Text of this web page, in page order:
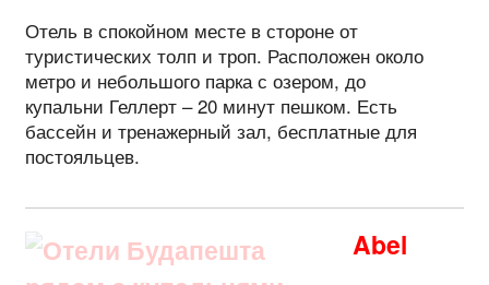
Отель в спокойном месте в стороне от
туристических толп и троп. Расположен около
метро и небольшого парка с озером, до
купальни Геллерт – 20 минут пешком. Есть
бассейн и тренажерный зал, бесплатные для
постояльцев.
Abel